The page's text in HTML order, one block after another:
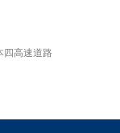
四高速道路